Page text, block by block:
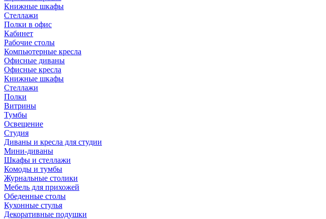
Книжные шкафы
Стеллажи
Полки в офис
Кабинет
Рабочие столы
Компьютерные кресла
Офисные диваны
Офисные кресла
Книжные шкафы
Стеллажи
Полки
Витрины
Тумбы
Освещение
Студия
Диваны и кресла для студии
Мини-диваны
Шкафы и стеллажи
Комоды и тумбы
Журнальные столики
Мебель для прихожей
Обеденные столы
Кухонные стулья
Декоративные подушки